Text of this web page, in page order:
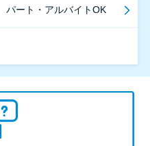
パート・アルバイトOK